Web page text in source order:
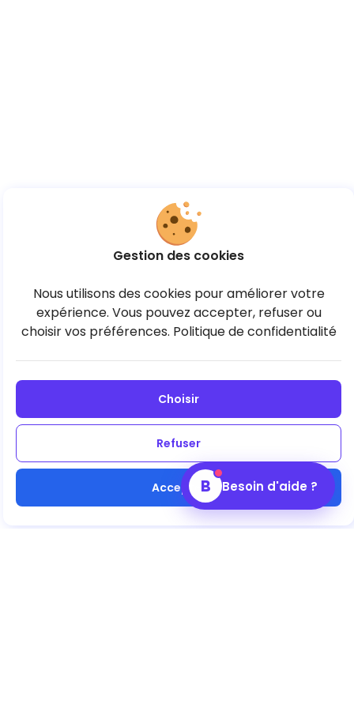
Gestion des cookies
Nous utilisons des cookies pour améliorer votre
expérience. Vous pouvez accepter, refuser ou
choisir vos préférences. Politique de confidentialité
Choisir
Refuser
AccepterB Besoin d'aide ?